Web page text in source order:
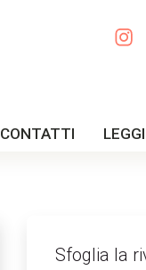
CONTATTI
Sfoglia la